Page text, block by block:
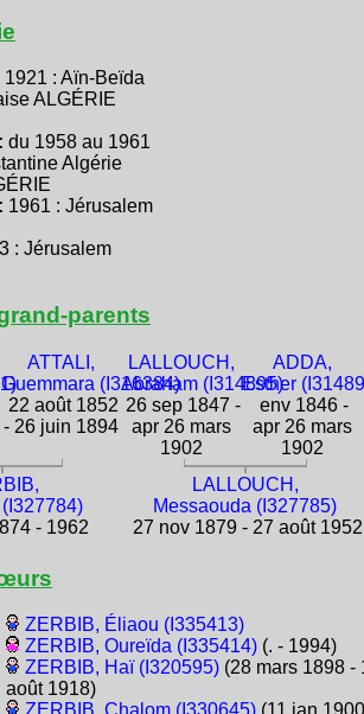
1921 : Aïn-Beïda
ALGÉRIE
du 1958 au 1961
Algérie
1961 : Jérusalem
: Jérusalem
parents
ATTALI,
Guemmara (I316384)
22 août 1852
- 26 juin 1894
LALLOUCH,
Abraham (I314895)
26 sep 1847 -
apr 26 mars
1902
ADDA,
Esther
env 1846 -
apr 26 mars
1902
- 1962
LALLOUCH,
Messaouda (I327785)
27 nov 1879 - 27 août 1952
ZERBIB, Éliaou (I335413)
ZERBIB, Oureïda (I335414)(. - 1994)
ZERBIB, Haï (I320595)(28 mars 1898 -
août 1918)
ZERBIB, Chalom (I330645)(11 jan